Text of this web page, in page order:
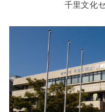
千里文化